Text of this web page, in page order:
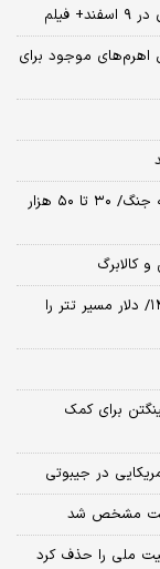
اهرم‌های موجود برای
ادعای زلنسکی درباره اعزام سربازان کره شمالی به جبهه جنگ/ ۳۰ تا ۵۰ هزار
کالابرگ
پیش‌بینی قیمت طلا، دلار و سکه امروز ۱۸ مرداد ۱۴۰۵/ دلار مسیر تتر را
برای کمک
در جیبوتی
مشخص شد
ملی را حذف کرد